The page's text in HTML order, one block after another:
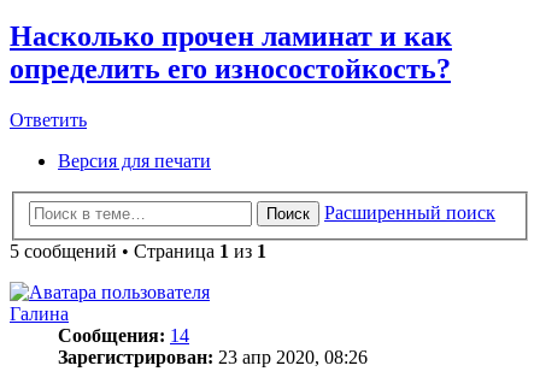
Насколько прочен ламинат и как
определить его износостойкость?
Ответить
Ответить
Версия для печати
Поиск
Расширенный поиск
5 сообщений • Страница 1 из 1
Галина
Сообщения: 14
Зарегистрирован: 23 апр 2020, 08:26